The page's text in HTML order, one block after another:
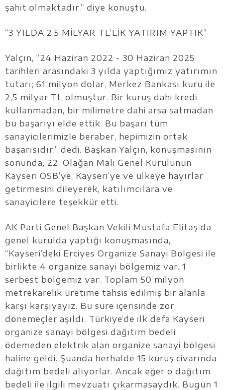
şahit olmaktadır.” diye konuştu.
“3 YILDA 2,5 MİLYAR TL’LİK YATIRIM YAPTIK”
Yalçın, “24 Haziran 2022 - 30 Haziran 2025
tarihleri arasındaki 3 yılda yaptığımız yatırımın
tutarı; 61 milyon dolar, Merkez Bankası kuru ile
2,5 milyar TL olmuştur. Bir kuruş dahi kredi
kullanmadan, bir milimetre dahi arsa satmadan
bu başarıyı elde ettik. Bu başarı tüm
sanayicilerimizle beraber, hepimizin ortak
başarısıdır.” dedi. Başkan Yalçın, konuşmasının
sonunda, 22. Olağan Mali Genel Kurulunun
Kayseri OSB’ye, Kayseri’ye ve ülkeye hayırlar
getirmesini dileyerek, katılımcılara ve
sanayicilere teşekkür etti.
AK Parti Genel Başkan Vekili Mustafa Elitaş da
genel kurulda yaptığı konuşmasında,
“Kayseri’deki Erciyes Organize Sanayi Bölgesi ile
birlikte 4 organize sanayi bölgemiz var. 1
serbest bölgemiz var. Toplam 50 milyon
metrekarelik üretime tahsis edilmiş bir alanla
karşı karşıyayız. Bu süre içerisinde zor
dönemeçler aşıldı. Türkiye’de ilk defa Kayseri
organize sanayi bölgesi dağıtım bedeli
ödemeden elektrik alan organize sanayi bölgesi
haline geldi. Şuanda herhalde 15 kuruş civarında
dağıtım bedeli alıyorlar. Ancak eğer o dağıtım
bedeli ile ilgili mevzuatı çıkarmasaydık. Bugün 1